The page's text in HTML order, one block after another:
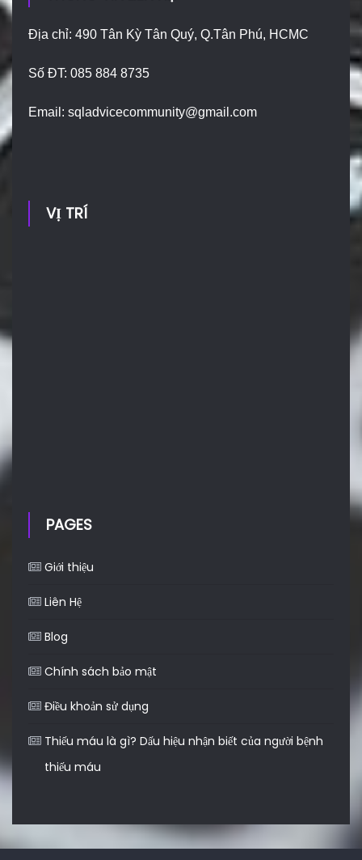
Địa chỉ: 490 Tân Kỳ Tân Quý, Q.Tân Phú, HCMC
Số ĐT: 085 884 8735
Email:sqladvicecommunity@gmail.com
VỊ TRÍ
PAGES
Giới thiệu
Liên Hệ
Blog
Chính sách bảo mật
Điều khoản sử dụng
Thiếu máu là gì? Dấu hiệu nhận biết của người bệnh
thiếu máu